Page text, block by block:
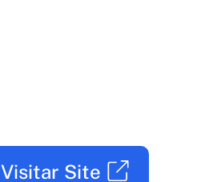
Visitar Site